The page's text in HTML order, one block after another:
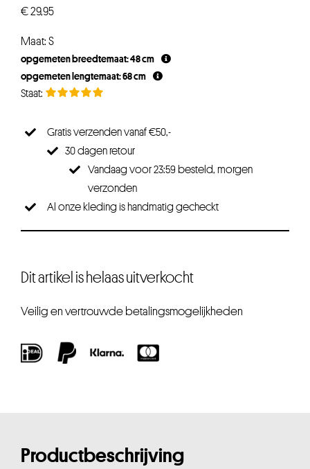
€29,95
Maat: S
opgemeten breedtemaat: 48 cm
opgemeten lengtemaat: 68 cm
Gratis verzenden vanaf €50,-
30 dagen retour
Vandaag voor 23:59 besteld, morgen
verzonden
Al onze kleding is handmatig gecheckt
Dit artikel is helaas uitverkocht
Veilig en vertrouwde betalingsmogelijkheden
Productbeschrijving